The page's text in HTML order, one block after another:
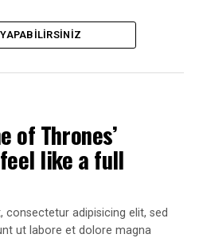
ut labore et dolore
minim veniam, quis nostrud
nisi ut aliquip ex ea
dolor in
in voluptate
dolore eu
of Thrones’
like a full
consectetur adipisicing elit, sed
ut labore et dolore magna